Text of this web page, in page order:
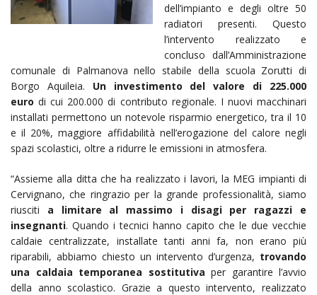
dell’impianto e degli oltre 50
radiatori presenti. Questo
l’intervento realizzato e
concluso dall’Amministrazione
comunale di Palmanova nello stabile della scuola Zorutti di
Borgo Aquileia. Un investimento del valore di 225.000
eurodi cui 200.000 di contributo regionale. I nuovi macchinari
installati permettono un notevole risparmio energetico, tra il 10
e il 20%, maggiore affidabilità nell’erogazione del calore negli
spazi scolastici, oltre a ridurre le emissioni in atmosfera.
“Assieme alla ditta che ha realizzato i lavori, la MEG impianti di
Cervignano, che ringrazio per la grande professionalità, siamo
riusciti a limitare al massimo i disagi per ragazzi e
insegnanti. Quando i tecnici hanno capito che le due vecchie
caldaie centralizzate, installate tanti anni fa, non erano più
riparabili, abbiamo chiesto un intervento d’urgenza, trovando
una caldaia temporanea sostitutiva per garantire l’avvio
della anno scolastico. Grazie a questo intervento, realizzato